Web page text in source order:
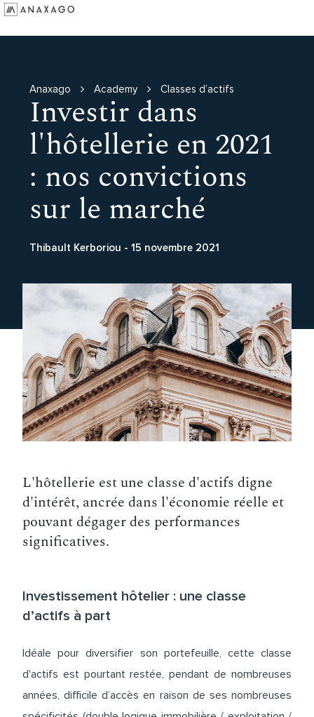
Ressources
Anaxago Academy Classes d’actifs
Investir dans
l'hôtellerie en 2021
: nos convictions
sur le marché
Thibault Kerboriou - 15 novembre 2021
L'hôtellerie est une classe d'actifs digne
d'intérêt, ancrée dans l'économie réelle et
pouvant dégager des performances
significatives.
Investissement hôtelier : une classe
d’actifs à part
Idéale pour diversifier son portefeuille, cette classe
d'actifs est pourtant restée, pendant de nombreuses
années, difficile d’accès en raison de ses nombreuses